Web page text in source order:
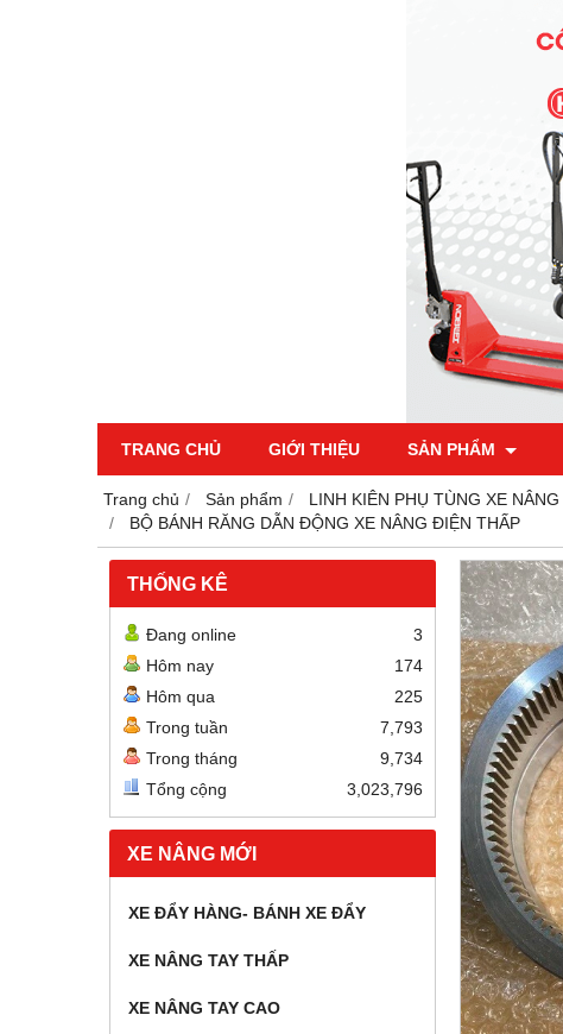
TRANG CHỦ GIỚI THIỆU SẢN PHẨM
Trang chủ Sản phẩm LINH KIÊN PHỤ TÙNG XE NÂNG
BỘ BÁNH RĂNG DẪN ĐỘNG XE NÂNG ĐIỆN THẤP
THỐNG KÊ
Đang online
3
Hôm nay
174
Hôm qua
225
Trong tuần
7,793
Trong tháng
9,734
Tổng cộng
3,023,796
XE NÂNG MỚI
XE ĐẨY HÀNG- BÁNH XE ĐẨY
XE NÂNG TAY THẤP
XE NÂNG TAY CAO